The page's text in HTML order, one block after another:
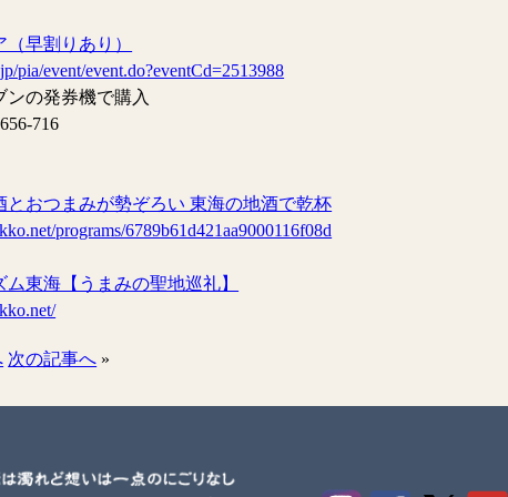
早割りあり）
pia/event/event.do?eventCd=2513988
ンの発券機で購入
716
とおつまみが勢ぞろい 東海の地酒で乾杯
programs/6789b61d421aa9000116f08d
東海【うまみの聖地巡礼】
次の記事へ »